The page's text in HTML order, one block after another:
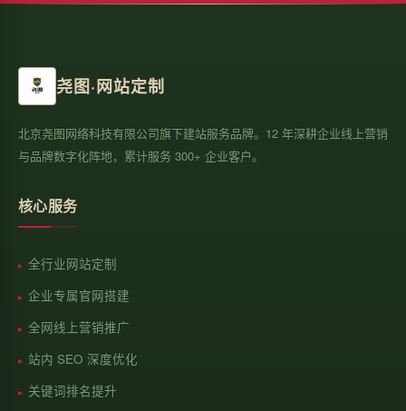
尧图·网站定制
北京尧图网络科技有限公司旗下建站服务品牌。12 年深耕企业线上营销
与品牌数字化阵地，累计服务 300+ 企业客户。
核心服务
全行业网站定制
企业专属官网搭建
全网线上营销推广
站内 SEO 深度优化
关键词排名提升